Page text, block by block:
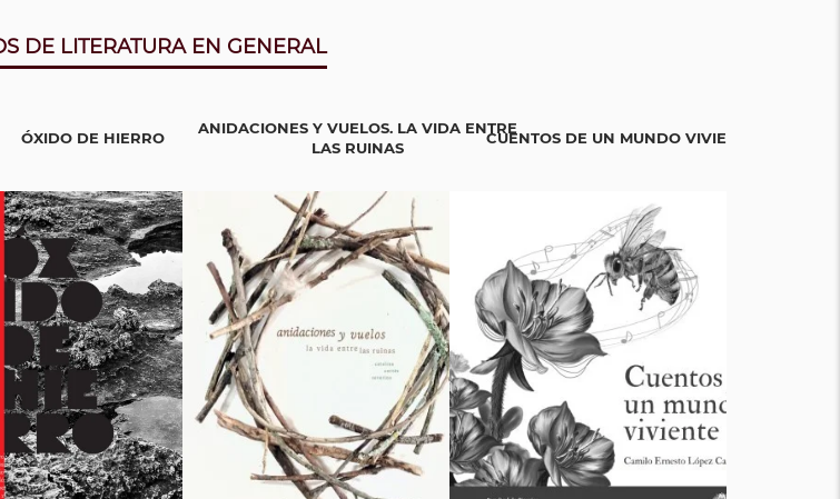
DE LITERATURA EN GENERAL
ÓXIDO DE HIERRO
ANIDACIONES Y VUELOS. LA VIDA ENTRE
LAS RUINAS
CUENTOS DE UN MUNDO VIVIENTE